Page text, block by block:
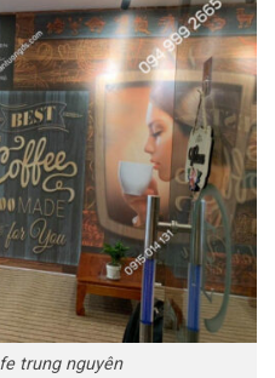
trung nguyên